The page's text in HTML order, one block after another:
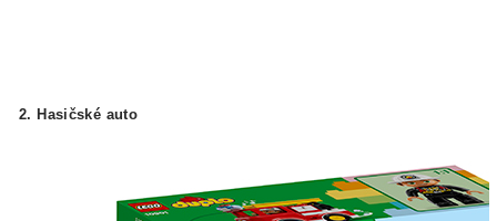
2. Hasičské auto